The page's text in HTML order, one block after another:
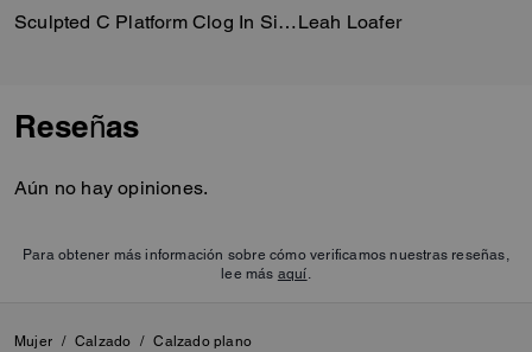
de ayudar a reducir nuestro
Sculpted C Platform Clog In Signature Textile Jacquard Leah Loafer
Reseñas
Aún no hay opiniones.
Para obtener más información sobre cómo verificamos nuestras reseñas,
lee más aquí
Mujer / Calzado / Calzado plano